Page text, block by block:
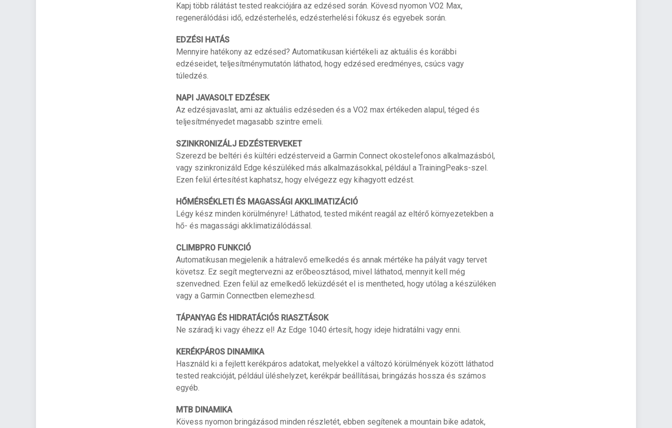
Kapj több rálátást tested reakciójára az edzésed során. Kövesd nyomon VO2 Max,
regenerálódási idő, edzésterhelés, edzésterhelési fókusz és egyebek során.
EDZÉSI HATÁS
Mennyire hatékony az edzésed? Automatikusan kiértékeli az aktuális és korábbi
edzéseidet, teljesítménymutatón láthatod, hogy edzésed eredményes, csúcs vagy
túledzés.
NAPI JAVASOLT EDZÉSEK
Az edzésjavaslat, ami az aktuális edzéseden és a VO2 max értékeden alapul, téged és
teljesítményedet magasabb szintre emeli.
SZINKRONIZÁLJ EDZÉSTERVEKET
Szerezd be beltéri és kültéri edzésterveid a Garmin Connect okostelefonos alkalmazásból,
vagy szinkronizáld Edge készüléked más alkalmazásokkal, például a TrainingPeaks-szel.
Ezen felül értesítést kaphatsz, hogy elvégezz egy kihagyott edzést.
HŐMÉRSÉKLETI ÉS MAGASSÁGI AKKLIMATIZÁCIÓ
Légy kész minden körülményre! Láthatod, tested miként reagál az eltérő környezetekben a
hő- és magassági akklimatizálódással.
CLIMBPRO FUNKCIÓ
Automatikusan megjelenik a hátralevő emelkedés és annak mértéke ha pályát vagy tervet
követsz. Ez segít megtervezni az erőbeosztásod, mivel láthatod, mennyit kell még
szenvedned. Ezen felül az emelkedő leküzdését el is mentheted, hogy utólag a készüléken
vagy a Garmin Connectben elemezhesd.
TÁPANYAG ÉS HIDRATÁCIÓS RIASZTÁSOK
Ne száradj ki vagy éhezz el! Az Edge 1040 értesít, hogy ideje hidratálni vagy enni.
KERÉKPÁROS DINAMIKA
Használd ki a fejlett kerékpáros adatokat, melyekkel a változó körülmények között láthatod
tested reakcióját, például üléshelyzet, kerékpár beállításai, bringázás hossza és számos
egyéb.
MTB DINAMIKA
Kövess nyomon bringázásod minden részletét, ebben segítenek a mountain bike adatok,